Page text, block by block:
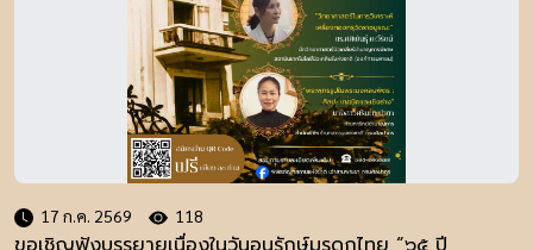
17 ก.ค. 2569 118